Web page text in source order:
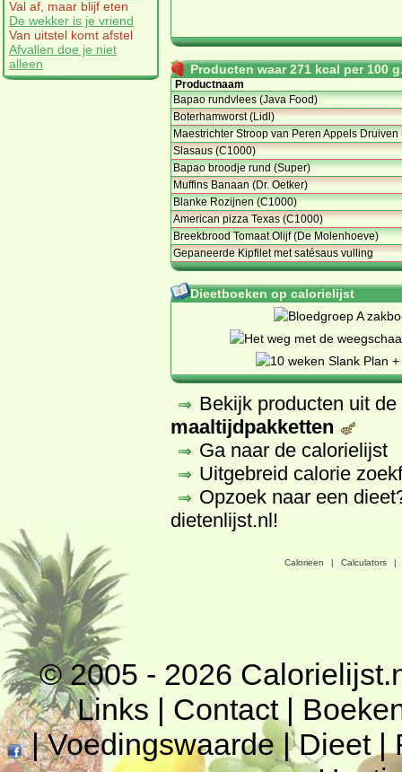
Val af, maar blijf eten
De wekker is je vriend
Van uitstel komt afstel
Afvallen doe je niet
alleen
Producten waar 271 kcal per 100
Productnaam
Bapao rundvlees (Java Food)
Boterhamworst (Lidl)
Maestrichter Stroop van Peren Appels Druiven
Slasaus (C1000)
Bapao broodje rund (Super)
Muffins Banaan (Dr. Oetker)
Blanke Rozijnen (C1000)
American pizza Texas (C1000)
Breekbrood Tomaat Olijf (De Molenhoeve)
Gepaneerde Kipfilet met satésaus vulling
Dieetboeken op calorielijst
Bekijk producten uit
maaltijdpakketten
Ga naar de calorielijst
Uitgebreid calorie
Opzoek naar een
dietenlijst.nl!
Calorieen | Calculators |
© 2005 - 2026
Links | Contact|
|Voedingswaarde|Dieet|